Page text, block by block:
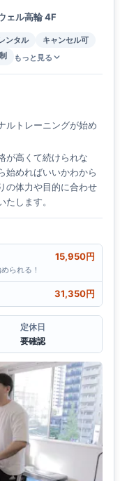
ェル高輪 4F
ンタル
キャンセル可
もっと見る
ルトレーニングが始め
が高くて続けられな
始めればいいかわから
の体力や目的に合わせ
します。
15,950円
られる！
31,350円
定休日
要確認